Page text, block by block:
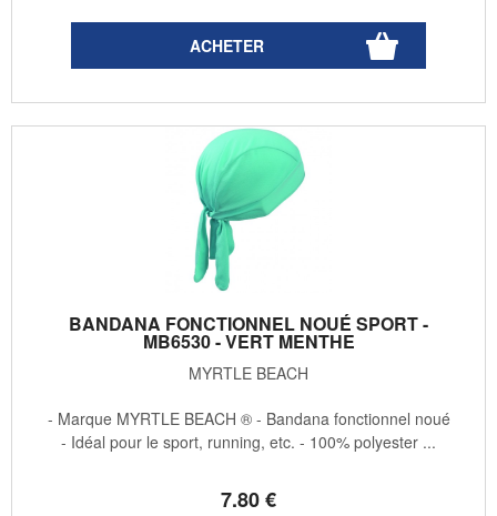
BANDANA FONCTIONNEL NOUÉ SPORT -
MB6530 - VERT MENTHE
MYRTLE BEACH
7.80€
- Marque MYRTLE BEACH ® - Bandana fonctionnel noué
- Idéal pour le sport, running, etc. - 100% polyester ...